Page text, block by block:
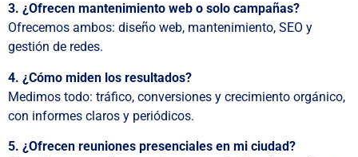
3. ¿Ofrecen mantenimiento web o solo campañas?
Ofrecemos ambos: diseño web, mantenimiento, SEO y
gestión de redes.
4. ¿Cómo miden los resultados?
Medimos todo: tráfico, conversiones y crecimiento orgánico,
con informes claros y periódicos.
5. ¿Ofrecen reuniones presenciales en mi ciudad?